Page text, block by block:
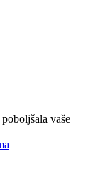
vaše